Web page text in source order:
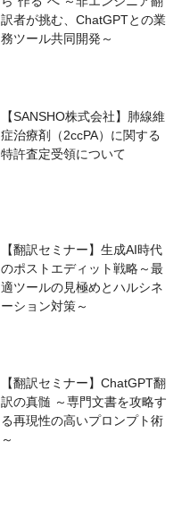
訳者が挑む、ChatGPTとの業
務ツール共同開発～
【SANSHO株式会社】肺線維
症治療剤（2ccPA）に関する
特許査定受領について
【翻訳セミナー】生成AI時代
のポストエディット戦略～最
適ツールの見極めとハルシネ
ーション対策～
【翻訳セミナー】ChatGPT翻
訳の真髄 ～専門文書を攻略す
る再現性の高いプロンプト術
～